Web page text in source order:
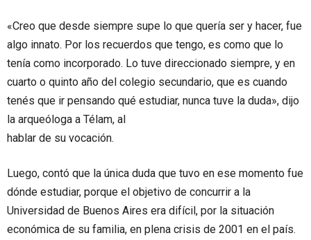
«Creo que desde siempre supe lo que quería ser y hacer, fue
algo innato. Por los recuerdos que tengo, es como que lo
tenía como incorporado. Lo tuve direccionado siempre, y en
cuarto o quinto año del colegio secundario, que es cuando
tenés que ir pensando qué estudiar, nunca tuve la duda», dijo
la arqueóloga a Télam, al
hablar de su vocación.
Luego, contó que la única duda que tuvo en ese momento fue
dónde estudiar, porque el objetivo de concurrir a la
Universidad de Buenos Aires era difícil, por la situación
económica de su familia, en plena crisis de 2001 en el país.